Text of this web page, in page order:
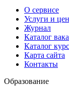
О сервисе
Услуги и
Журнал
Каталог
Каталог
Карта сайта
Контакты
Образование